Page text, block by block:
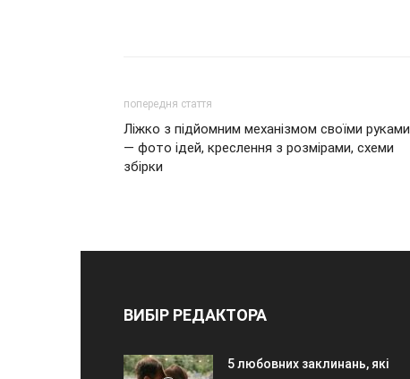
попередня стаття
Ліжко з підйомним механізмом своїми руками
— фото ідей, креслення з розмірами, схеми
збірки
ВИБІР РЕДАКТОРА
5 любовних заклинань, які